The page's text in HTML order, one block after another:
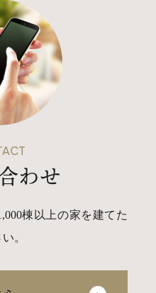
わせ
棟以上の家を建てた
。